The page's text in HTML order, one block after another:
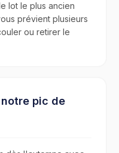
lot le plus ancien
prévient plusieurs
ou retirer le
pic de